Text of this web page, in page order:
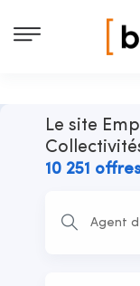
Le site
10 251